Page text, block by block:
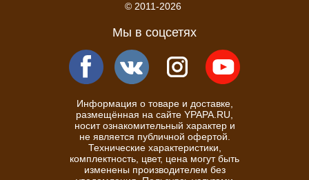
© 2011-2026
Мы в соцсетях
Информация о товаре и доставке,
размещённая на сайте YPAPA.RU,
носит ознакомительный характер и
не является публичной офертой.
Технические характеристики,
комплектность, цвет, цена могут быть
изменены производителем без